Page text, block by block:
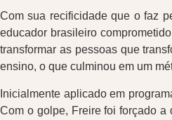
Com sua recificidade que o faz
educador brasileiro
transformar as pessoas que
ensino, o que culminou em um
Inicialmente aplicado em
Com o golpe, Freire foi forçado